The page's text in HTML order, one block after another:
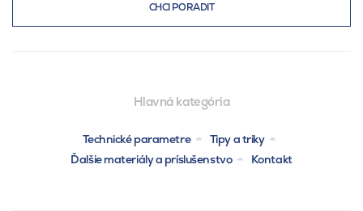
CHCI PORADIT
Hlavná kategória
Technické parametre
Tipy a triky
Ďalšie materiály a príslušenstvo
Kontakt